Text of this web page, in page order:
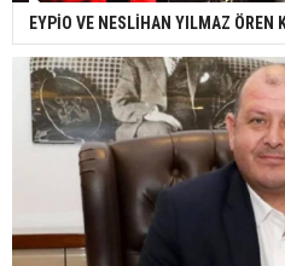
EYPİO VE NESLİHAN YILMAZ ÖREN